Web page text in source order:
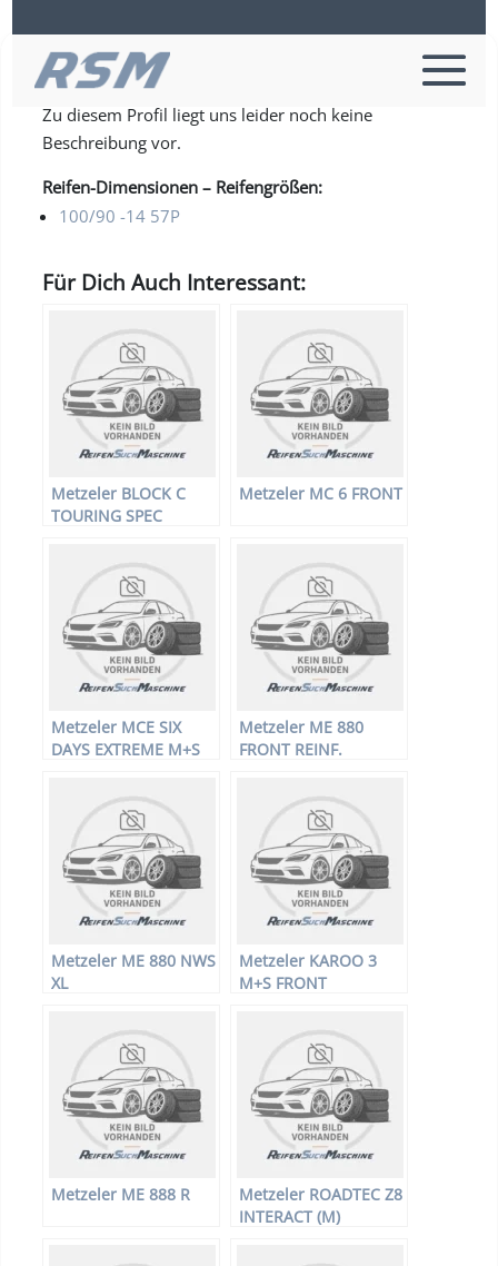
Metzeler FEELFREE REINF R
Zu diesem Profil liegt uns leider noch keine
Beschreibung vor.
Reifen-Dimensionen – Reifengrößen:
100/90 -14 57P
Für Dich Auch Interessant:
Metzeler BLOCK C
TOURING SPEC
Metzeler MC 6 FRONT
Metzeler MCE SIX
DAYS EXTREME M+S
Metzeler ME 880
FRONT REINF.
Metzeler ME 880 NWS
XL
Metzeler KAROO 3
M+S FRONT
Metzeler ME 888 R
Metzeler ROADTEC Z8
INTERACT (M)